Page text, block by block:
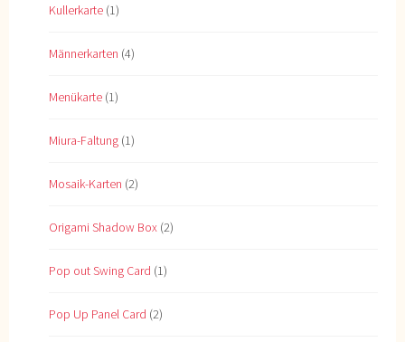
Kullerkarte (1)
Männerkarten (4)
Menükarte (1)
Miura-Faltung (1)
Mosaik-Karten (2)
Origami Shadow Box (2)
Pop out Swing Card (1)
Pop Up Panel Card (2)